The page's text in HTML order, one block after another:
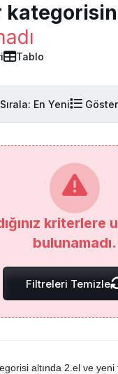
Tablo
Sırala: En Yeni Göster
kriterlere
bulunamadı.
Filtreleri Temizle
altında 2.el ve yeni